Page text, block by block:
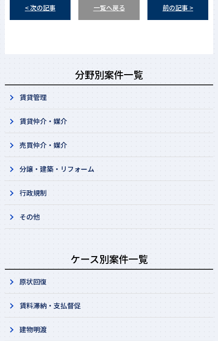
分野別案件一覧
賃貸管理
賃貸仲介・媒介
売買仲介・媒介
分譲・建築・リフォーム
行政規制
その他
ケース別案件一覧
原状回復
賃料滞納・支払督促
建物明渡
< 次の記事 一覧へ戻る 前の記事 >